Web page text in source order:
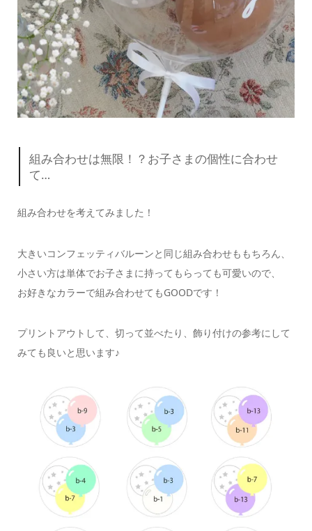
組み合わせは無限！？お子さまの個性に合わせ
て…
組み合わせを考えてみました！
大きいコンフェッティバルーンと同じ組み合わせももちろん、
小さい方は単体でお子さまに持ってもらっても可愛いので、
お好きなカラーで組み合わせてもGOODです！
プリントアウトして、切って並べたり、飾り付けの参考にして
みても良いと思います♪